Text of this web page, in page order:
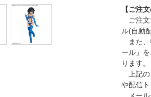
【ご注
ご注文
ル(自動
また、
ール」
ります。
上記の
や配信ト